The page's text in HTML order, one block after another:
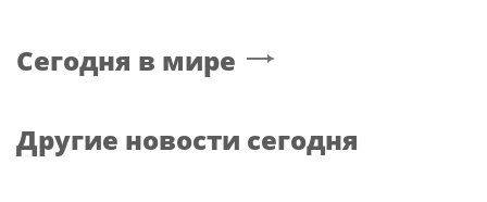
Сегодня в мире
Другие новости сегодня